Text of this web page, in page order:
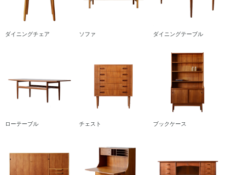
ダイニングチェア ソファ ダイニングテーブル
ローテーブル チェスト ブックケース